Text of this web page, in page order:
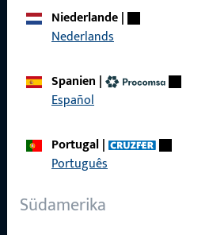
Niederlande|
Nederlands
Spanien |
Español
Portugal|
Português
Südamerika
Produktkatalog